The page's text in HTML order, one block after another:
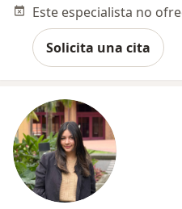
Solicita una cita